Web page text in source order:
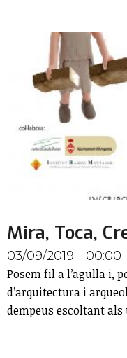
Mira, Toca,
03/09/2019 - 00:00
Posem fil a l’agulla i,
d’arquitectura i
dempeus escoltant als